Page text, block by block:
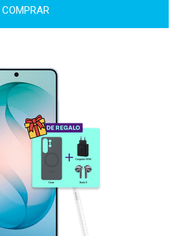
COMPRAR